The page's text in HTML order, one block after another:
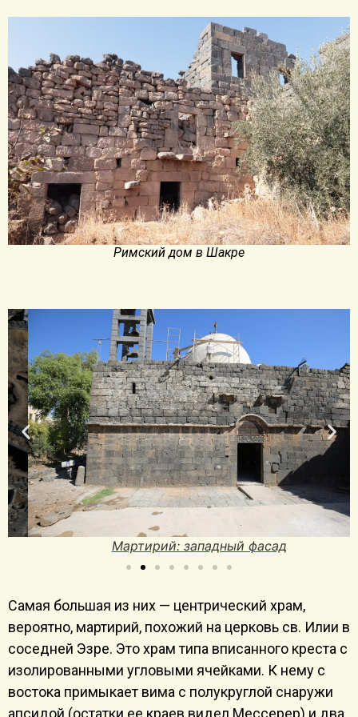
Римский дом в Шакре
Мартирий: западный фасад
Самая большая из них — центрический храм,
вероятно, мартирий, похожий на церковь св. Илии в
соседней Эзре. Это храм типа вписанного креста с
изолированными угловыми ячейками. К нему с
востока примыкает вима с полукруглой снаружи
апсидой (остатки ее краев видел Мессерер) и два